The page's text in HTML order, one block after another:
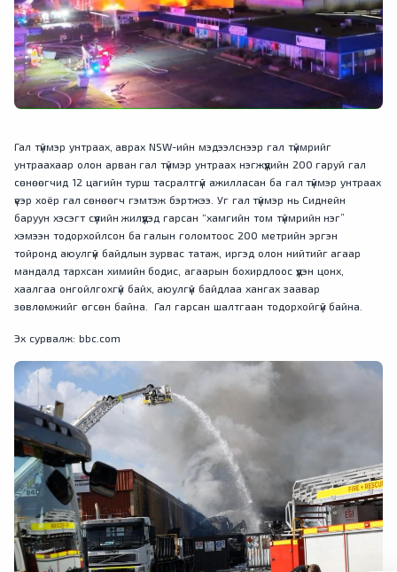
Гал түймэр унтраах, аврах NSW-ийн мэдээлснээр гал түймрийг
унтраахаар олон арван гал түймэр унтраах нэгжүүдийн 200 гаруй гал
сөнөөгчид 12 цагийн турш тасралтгүй ажилласан ба гал түймэр унтраах
үеэр хоёр гал сөнөөгч гэмтэж бэртжээ. Уг гал түймэр нь Сиднейн
баруун хэсэгт сүүлийн жилүүдэд гарсан “хамгийн том түймрийн нэг”
хэмээн тодорхойлсон ба галын голомтоос 200 метрийн эргэн
тойронд аюулгүй байдлын зурвас татаж, иргэд олон нийтийг агаар
мандалд тархсан химийн бодис, агаарын бохирдлоос үүдэн цонх,
хаалгаа онгойлгохгүй байх, аюулгүй байдлаа хангах заавар
зөвлөмжийг өгсөн байна. Гал гарсан шалтгаан тодорхойгүй байна.
Эх сурвалж: bbc.com